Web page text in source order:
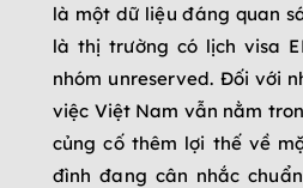
là một dữ liệu đáng quan
là thị trường có lịch visa
nhóm unreserved. Đối với
việc Việt Nam vẫn nằm
củng cố thêm lợi thế về
đình đang cân nhắc